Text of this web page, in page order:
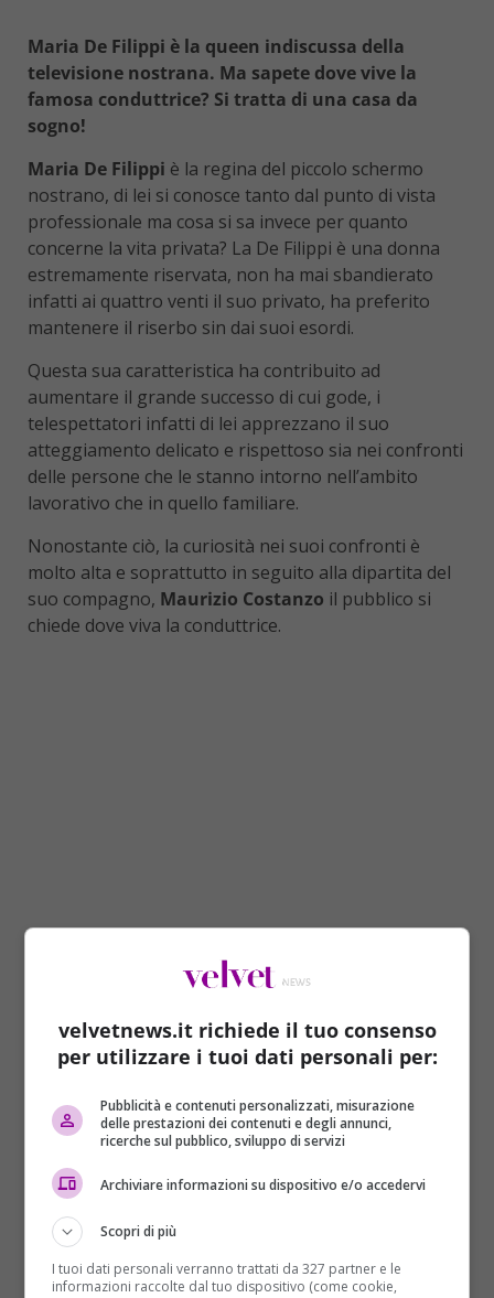
Maria De Filippi è la queen indiscussa della
televisione nostrana. Ma sapete dove vive la
famosa conduttrice? Si tratta di una casa da
sogno!
Maria De Filippi è la regina del piccolo schermo
nostrano, di lei si conosce tanto dal punto di vista
professionale ma cosa si sa invece per quanto
concerne la vita privata? La De Filippi è una donna
estremamente riservata, non ha mai sbandierato
infatti ai quattro venti il suo privato, ha preferito
mantenere il riserbo sin dai suoi esordi.
Questa sua caratteristica ha contribuito ad
aumentare il grande successo di cui gode, i
telespettatori infatti di lei apprezzano il suo
atteggiamento delicato e rispettoso sia nei confronti
delle persone che le stanno intorno nell’ambito
lavorativo che in quello familiare.
Nonostante ciò, la curiosità nei suoi confronti è
molto alta e soprattutto in seguito alla dipartita del
suo compagno, Maurizio Costanzo il pubblico si
chiede dove viva la conduttrice.
conduttrice?
Il famoso giornalista romano si è spento di recente
lasciando un vuoto incolmabile, soprattutto per le
persone a lui più care. La sua scomparsa ha infatti
cambiato radicalmente la quotidianità della
conduttrice che, dal
conti con la sua assenza.
La De Filippi è circondata dal sostegno dei suoi cari
velvetnews.it richiede il tuo consenso
per utilizzare i tuoi dati personali per:
Pubblicità e contenuti personalizzati, misurazione
delle prestazioni dei contenuti e degli annunci,
ricerche sul pubblico, sviluppo di servizi
Archiviare informazioni su dispositivo e/o accedervi
Scopri di più
I tuoi dati personali verranno trattati da 327 partner e le
informazioni raccolte dal tuo dispositivo (come cookie,